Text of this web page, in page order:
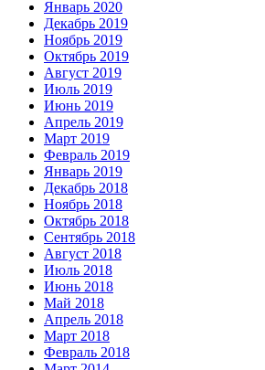
Январь 2020
Декабрь 2019
Ноябрь 2019
Октябрь 2019
Август 2019
Июль 2019
Июнь 2019
Апрель 2019
Март 2019
Февраль 2019
Январь 2019
Декабрь 2018
Ноябрь 2018
Октябрь 2018
Сентябрь 2018
Август 2018
Июль 2018
Июнь 2018
Май 2018
Апрель 2018
Март 2018
Февраль 2018